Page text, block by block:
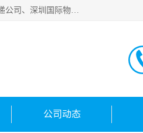
深圳市鑫飞速国际物流有限公司是一家从事深圳国际快递，业务涵盖范围：深圳DHL国际快递、深圳国际快递公司、深圳国际物流公司、深圳国际快递、深圳DHL国际快递电话可拨打全国服务热线：15019287411。欢迎各位亲来人来电到我司洽谈合作。
公司动态